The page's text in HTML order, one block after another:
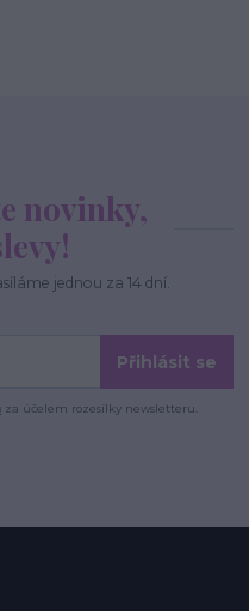
novinky,
jednou za 14 dní.
Přihlásit se
za účelem rozesílky newsletteru.